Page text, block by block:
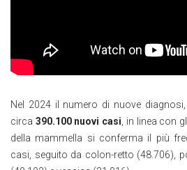
Nel 2024 il numero di nuove
circa 390.100 nuovi casi , in linea con
della mammella si conferma il più
casi, seguito da colon-retto (48.706),